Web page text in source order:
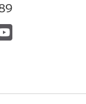
감사 기능
자산 수준 감사
수명 주기 지원
세일즈 팀은 조기
새 고객 협약을 반